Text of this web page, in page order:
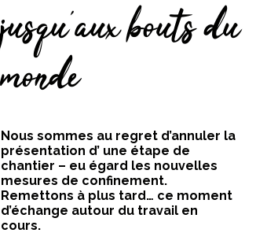
jusqu’aux bouts du
monde
Nous sommes au regret d’annuler la
présentation d’ une étape de
chantier – eu égard les nouvelles
mesures de confinement.
Remettons à plus tard… ce moment
d’échange autour du travail en
cours.